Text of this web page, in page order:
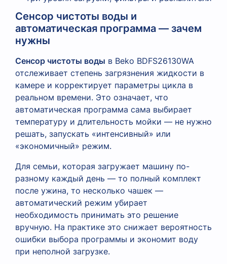
Сенсор чистоты воды и
автоматическая программа — зачем
нужны
Сенсор чистоты воды в Beko BDFS26130WA
отслеживает степень загрязнения жидкости в
камере и корректирует параметры цикла в
реальном времени. Это означает, что
автоматическая программа сама выбирает
температуру и длительность мойки — не нужно
решать, запускать «интенсивный» или
«экономичный» режим.
Для семьи, которая загружает машину по-
разному каждый день — то полный комплект
после ужина, то несколько чашек —
автоматический режим убирает
необходимость принимать это решение
вручную. На практике это снижает вероятность
ошибки выбора программы и экономит воду
при неполной загрузке.